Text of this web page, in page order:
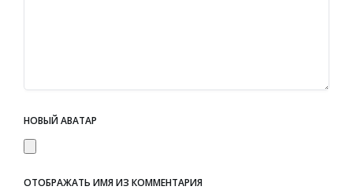
НОВЫЙ АВАТАР
ОТОБРАЖАТЬ ИМЯ ИЗ КОММЕНТАРИЯ